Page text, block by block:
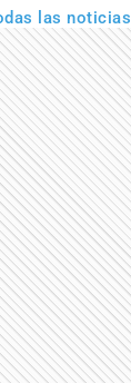
las noticias